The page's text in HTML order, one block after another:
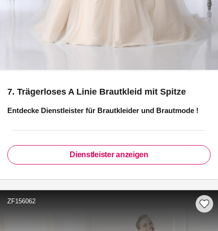
7. Trägerloses A Linie Brautkleid mit Spitze
Entdecke Dienstleister für Brautkleider und Brautmode !
Dienstleister anzeigen
ZF156062